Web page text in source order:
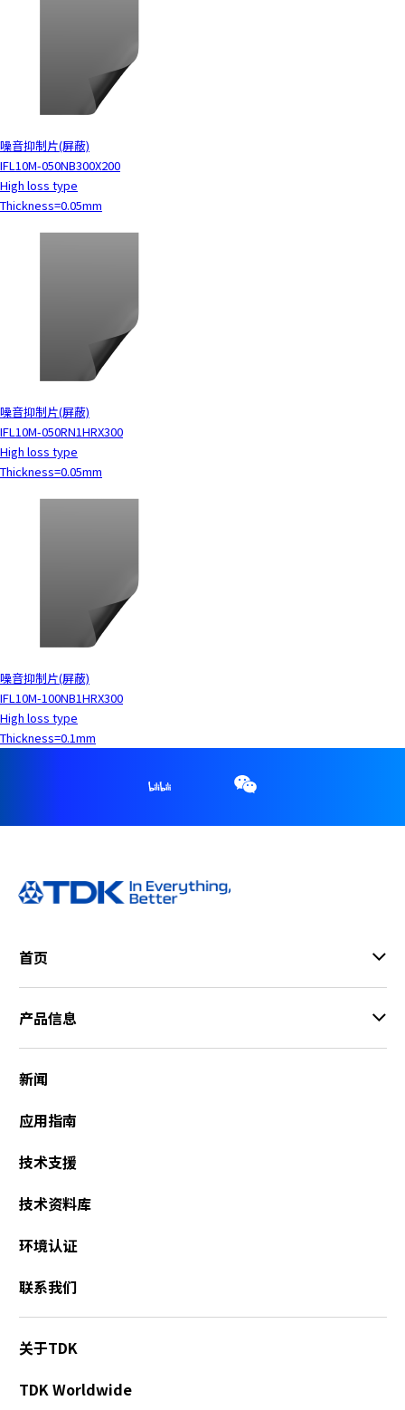
噪音抑制片(屏蔽)
IFL10M-050NB300X200
High loss type
Thickness=0.05mm
噪音抑制片(屏蔽)
IFL10M-050RN1HRX300
High loss type
Thickness=0.05mm
噪音抑制片(屏蔽)
IFL10M-100NB1HRX300
High loss type
Thickness=0.1mm
首页
产品信息
新闻
应用指南
技术支援
技术资料库
环境认证
联系我们
关于TDK
TDK Worldwide